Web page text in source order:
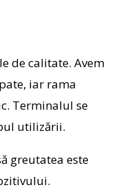
de calitate. Avem
iar rama
Terminalul se
utilizării.
greutatea este